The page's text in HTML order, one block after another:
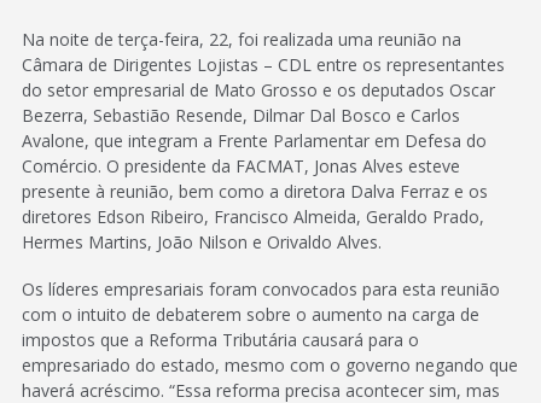
Na noite de terça-feira, 22, foi realizada uma reunião na
Câmara de Dirigentes Lojistas – CDL entre os representantes
do setor empresarial de Mato Grosso e os deputados Oscar
Bezerra, Sebastião Resende, Dilmar Dal Bosco e Carlos
Avalone, que integram a Frente Parlamentar em Defesa do
Comércio. O presidente da FACMAT, Jonas Alves esteve
presente à reunião, bem como a diretora Dalva Ferraz e os
diretores Edson Ribeiro, Francisco Almeida, Geraldo Prado,
Hermes Martins, João Nilson e Orivaldo Alves.
Os líderes empresariais foram convocados para esta reunião
com o intuito de debaterem sobre o aumento na carga de
impostos que a Reforma Tributária causará para o
empresariado do estado, mesmo com o governo negando que
haverá acréscimo. “Essa reforma precisa acontecer sim, mas